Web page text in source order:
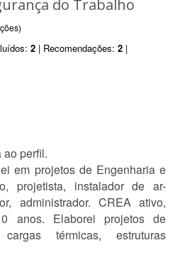
do Trabalho
2 | Recomendações: 2 |
perfil.
em projetos de Engenharia e
projetista, instalador de ar-
administrador. CREA ativo,
anos. Elaborei projetos de
térmicas, estruturas